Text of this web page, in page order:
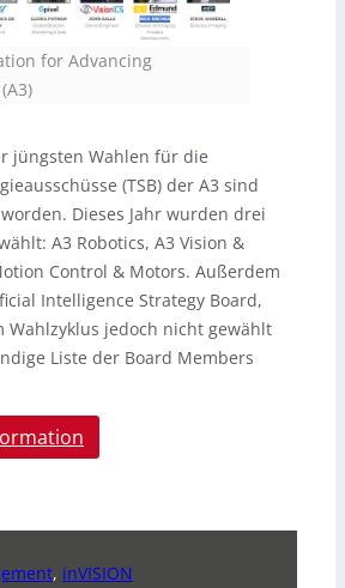
for Advancing
jüngsten Wahlen für die
(TSB) der A3 sind
Dieses Jahr wurden drei
A3 Robotics, A3 Vision &
Control & Motors. Außerdem
Intelligence Strategy Board,
Wahlzyklus jedoch nicht gewählt
Liste der Board Members
, inVISION